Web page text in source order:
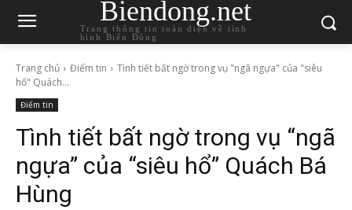
Biendong.net
Trang thông tin toàn diện về tình
hình Biển Đông
Trang chủ Điểm tin
Tình tiết bất ngờ trong vụ "ngã ngựa" của "siêu
hổ" Quách...
Điểm tin
Tình tiết bất ngờ trong vụ “ngã
ngựa” của “siêu hổ” Quách Bá
Hùng